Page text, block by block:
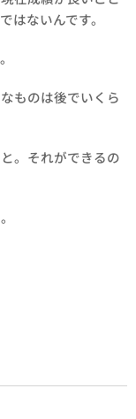
はないんです。
ものは後でいくら
。それができるの